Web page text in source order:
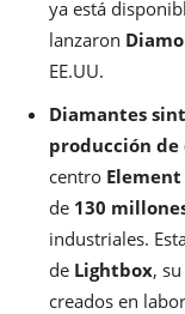
ya está
lanzaron
EE.UU.
Diamantes
producción
centro Element
de 130
industriales.
de Lightbox,
creados en